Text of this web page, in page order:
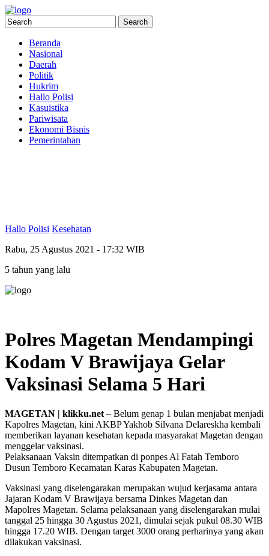
Beranda
Nasional
Daerah
Politik
Hukrim
Hallo Polisi
Kasuistika
Pariwisata
Ekonomi Bisnis
Pemerintahan
Hallo Polisi Kesehatan
Rabu, 25 Agustus 2021 - 17:32 WIB
5 tahun yang lalu
Polres Magetan Mendampingi
Kodam V Brawijaya Gelar
Vaksinasi Selama 5 Hari
MAGETAN | klikku.net – Belum genap 1 bulan menjabat menjadi
Kapolres Magetan, kini AKBP Yakhob Silvana Delareskha kembali
memberikan layanan kesehatan kepada masyarakat Magetan dengan
menggelar vaksinasi.
Pelaksanaan Vaksin ditempatkan di ponpes Al Fatah Temboro
Dusun Temboro Kecamatan Karas Kabupaten Magetan.
Vaksinasi yang diselengarakan merupakan wujud kerjasama antara
Jajaran Kodam V Brawijaya bersama Dinkes Magetan dan
Mapolres Magetan. Selama pelaksanaan yang diselengarakan mulai
tanggal 25 hingga 30 Agustus 2021, dimulai sejak pukul 08.30 WIB
hingga 17.20 WIB. Dengan target 3000 orang perharinya yang akan
dilakukan vaksinasi.